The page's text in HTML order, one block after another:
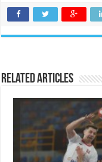
Related Articles